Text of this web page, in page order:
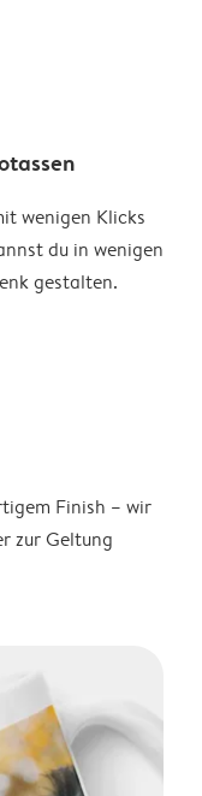
wenigen Klicks
du in wenigen
gestalten.
Finish – wir
zur Geltung